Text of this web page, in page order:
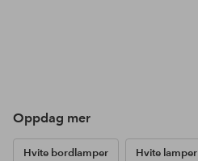
Oppdag mer
Hvite bordlamper Hvite lamper